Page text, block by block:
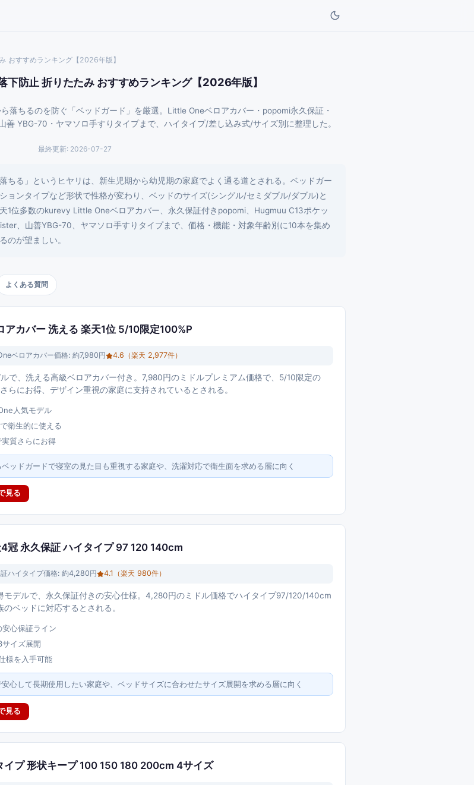
おすすめランキング【2026年版】
下防止 折りたたみ おすすめランキング【2026年版】
落ちるのを防ぐ「ベッドガード」を厳選。Little Oneベロアカバー・popomi永久保証・
YBG-70・ヤマソロ手すりタイプまで、ハイタイプ/差し込み式/サイズ別に整理した。
最終更新: 2026-07-27
ちる」というヒヤリは、新生児期から幼児期の家庭でよく通る道とされる。ベッドガー
ョンタイプなど形状で性格が変わり、ベッドのサイズ(シングル/セミダブル/ダブル)と
1位多数のkurevy Little Oneベロアカバー、永久保証付きpopomi、Hugmuu C13ポケッ
、山善YBG-70、ヤマソロ手すりタイプまで、価格・機能・対象年齢別に10本を集め
のが望ましい。
よくある質問
カバー 洗える 楽天1位 5/10限定100%P
ベロアカバー価格: 約7,980円 4.6 （楽天 2,977件）
で、洗える高級ベロアカバー付き。7,980円のミドルプレミアム価格で、5/10限定の
らにお得、デザイン重視の家庭に支持されているとされる。
人気モデル
衛生的に使える
質さらにお得
ッドガードで寝室の見た目も重視する家庭や、洗濯対応で衛生面を求める層に向く
見る
冠 永久保証 ハイタイプ 97 120 140cm
ハイタイプ価格: 約4,280円 4.1 （楽天 980件）
モデルで、永久保証付きの安心仕様。4,280円のミドル価格でハイタイプ97/120/140cm
ベッドに対応するとされる。
心保証ライン
イズ展開
様を入手可能
心して長期使用したい家庭や、ベッドサイズに合わせたサイズ展開を求める層に向く
見る
プ 形状キープ 100 150 180 200cm 4サイズ